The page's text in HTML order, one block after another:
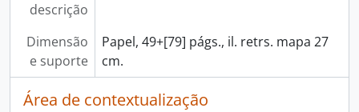
descrição
Dimensão
e suporte
Papel, 49+[79] págs., il. retrs. mapa 27
cm.
Área de contextualização